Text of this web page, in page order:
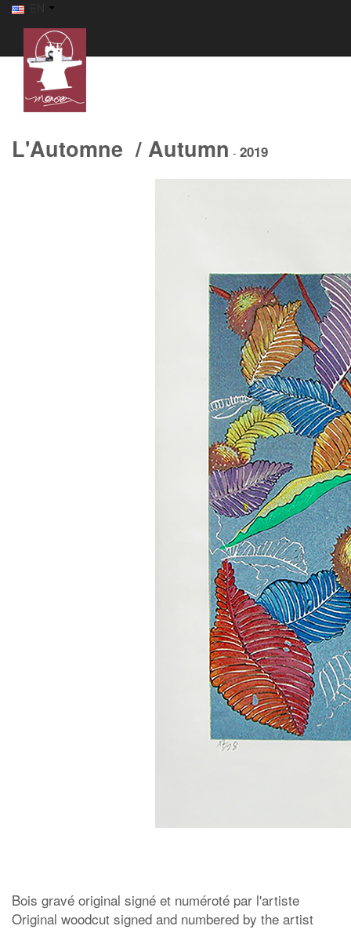
L'Automne / Autumn - 2019
Bois gravé original signé et numéroté par l'artiste
Original woodcut signed and numbered by the artist